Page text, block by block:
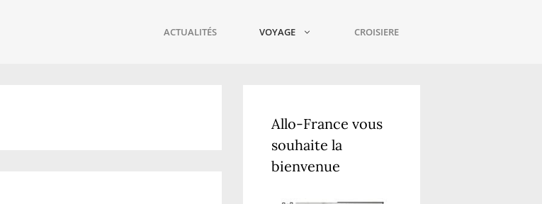
ACTUALITÉS VOYAGE CROISIERE
Allo-France vous
souhaite la
bienvenue